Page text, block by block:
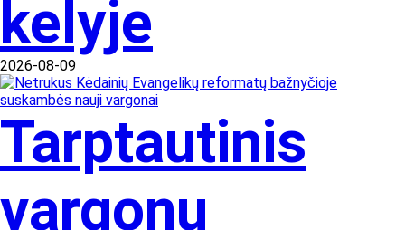
kelyje
2026-08-09
Tarptautinis
vargonų